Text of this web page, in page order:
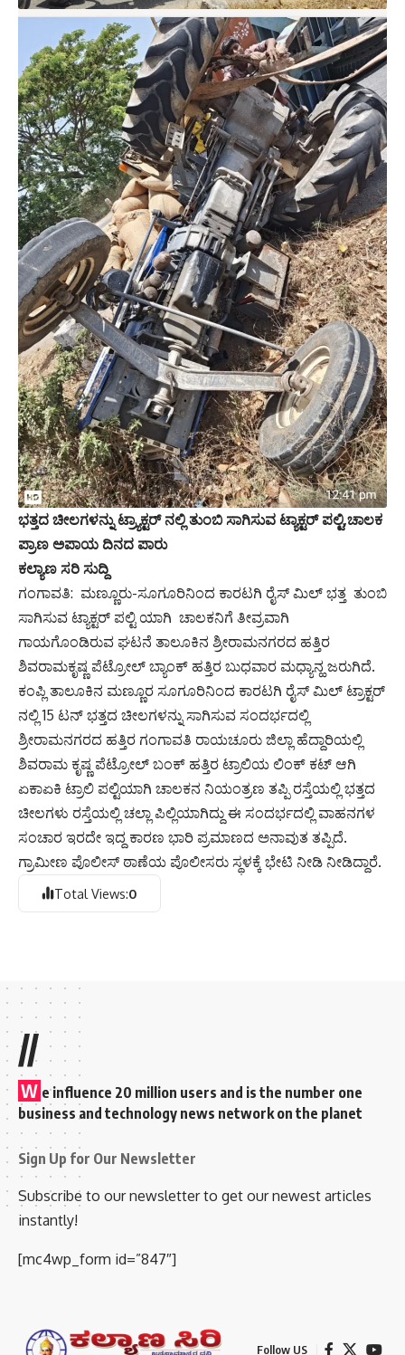
ಭತ್ತದ ಚೀಲಗಳನ್ನು ಟ್ರ್ಯಾಕ್ಟರ್ ನಲ್ಲಿ ತುಂಬಿ ಸಾಗಿಸುವ ಟ್ಯಾಕ್ಟ‌ರ್ ಪಲ್ಟಿ,ಚಾಲಕ
ಪ್ರಾಣ ಅಪಾಯ ದಿನದ ಪಾರು
ಕಲ್ಯಾಣ ಸರಿ ಸುದ್ದಿ
ಗಂಗಾವತಿ: ಮಣ್ಣೂರು-ಸೂಗೂರಿನಿಂದ ಕಾರಟಗಿ ರೈಸ್‌ ಮಿಲ್‌ ಭತ್ತ ತುಂಬಿ
ಸಾಗಿಸುವ ಟ್ಯಾಕ್ಟ‌ರ್ ಪಲ್ಟಿ ಯಾಗಿ ಚಾಲಕನಿಗೆ ತೀವ್ರವಾಗಿ
ಗಾಯಗೊಂಡಿರುವ ಘಟನೆ ತಾಲೂಕಿನ ಶ್ರೀರಾಮನಗರದ ಹತ್ತಿರ
ಶಿವರಾಮಕೃಷ್ಣ ಪೆಟ್ರೋಲ್ ಬ್ಯಾಂಕ್ ಹತ್ತಿರ ಬುಧವಾರ ಮಧ್ಯಾನ್ಹ ಜರುಗಿದೆ.
ಕಂಪ್ಲಿ ತಾಲೂಕಿನ ಮಣ್ಣೂರ ಸೂಗೂರಿನಿಂದ ಕಾರಟಗಿ ರೈಸ್ ಮಿಲ್ ಟ್ರಾಕ್ಟರ್
ನಲ್ಲಿ 15 ಟನ್ ಭತ್ತದ ಚೀಲಗಳನ್ನು ಸಾಗಿಸುವ ಸಂದರ್ಭದಲ್ಲಿ
ಶ್ರೀರಾಮನಗರದ ಹತ್ತಿರ ಗಂಗಾವತಿ ರಾಯಚೂರು ಜಿಲ್ಲಾ ಹೆದ್ದಾರಿಯಲ್ಲಿ
ಶಿವರಾಮ ಕೃಷ್ಣ ಪೆಟ್ರೋಲ್ ಬಂಕ್ ಹತ್ತಿರ ಟ್ರಾಲಿಯ ಲಿಂಕ್ ಕಟ್ ಆಗಿ
ಏಕಾಏಕಿ ಟ್ರಾಲಿ ಪಲ್ಟಿಯಾಗಿ ಚಾಲಕನ ನಿಯಂತ್ರಣ ತಪ್ಪಿ ರಸ್ತೆಯಲ್ಲಿ ಭತ್ತದ
ಚೀಲಗಳು ರಸ್ತೆಯಲ್ಲಿ ಚಲ್ಲಾ ಪಿಲ್ಲಿಯಾಗಿದ್ದು ಈ ಸಂದರ್ಭದಲ್ಲಿ ವಾಹನಗಳ
ಸಂಚಾರ ಇರದೇ ಇದ್ದ ಕಾರಣ ಭಾರಿ ಪ್ರಮಾಣದ ಅನಾವುತ ತಪ್ಪಿದೆ.
ಗ್ರಾಮೀಣ ಪೊಲೀಸ್ ಠಾಣೆಯ ಪೊಲೀಸರು ಸ್ಥಳಕ್ಕೆ ಭೇಟಿ ನೀಡಿ ನೀಡಿದ್ದಾರೆ.
Total Views:0
//
W e influence 20 million users and is the number one
business and technology news network on the planet
Sign Up for Our Newsletter
Subscribe to our newsletter to get our newest articles
instantly!
[mc4wp_form id=”847″]
Follow US